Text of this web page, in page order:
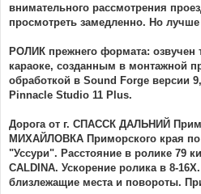
внимательного рассмотрения
просмотреть замедленно. Но лучше
РОЛИК прежнего формата: озвучен
караоке, созданным в монтажной
обработкой в Sound Forge версии
Pinnacle Studio 11 Plus.
Дорога от г. СПАССК ДАЛЬНИЙ
МИХАЙЛОВКА Приморского края по
"Уссури". Расстояние в ролике 79
CALDINA. Ускорение ролика в 8-
близлежащие места и повороты.